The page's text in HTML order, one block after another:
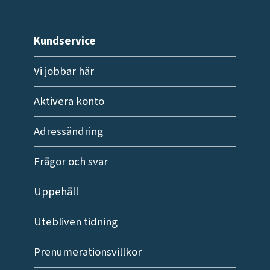
Kundservice
Vi jobbar här
Aktivera konto
Adressändring
Frågor och svar
Uppehåll
Utebliven tidning
Prenumerationsvillkor